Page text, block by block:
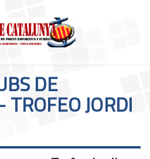
DE
TROFEO JORDI